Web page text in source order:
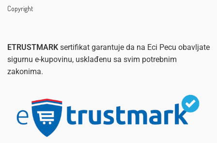
Copyright
ETRUSTMARK sertifikat garantuje da na Eci Pecu obavljate
sigurnu e-kupovinu, usklađenu sa svim potrebnim
zakonima.